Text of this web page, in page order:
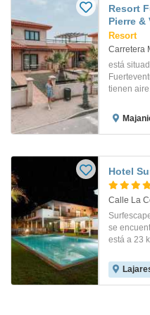
Resort
Pierre &
Resort
Carretera
está
tienen
Hotel
Calle La
se
está a 23